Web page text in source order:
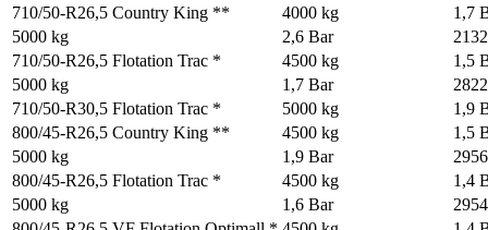
710/50-R26,5 Country King **
4000 kg
1,7
5000 kg
2,6 Bar
710/50-R26,5 Flotation Trac *
4500 kg
1,5
5000 kg
1,7 Bar
710/50-R30,5 Flotation Trac *
5000 kg
1,9
800/45-R26,5 Country King **
4500 kg
1,5
5000 kg
1,9 Bar
800/45-R26,5 Flotation Trac *
4500 kg
1,4
5000 kg
1,6 Bar